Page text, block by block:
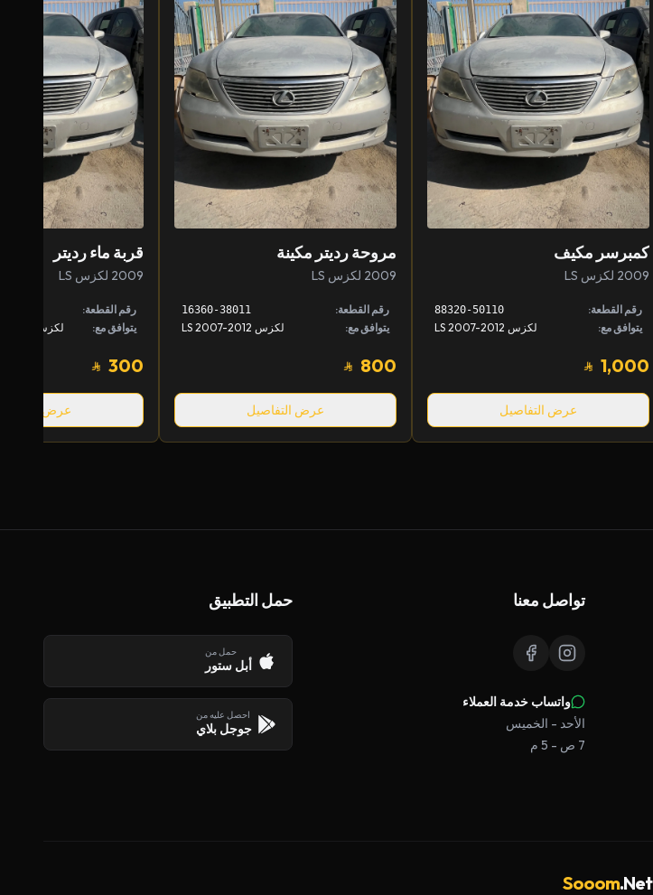
كمبرسر مكيف
2009 لكزس LS
رقم القطعة: 88320-50110
يتوافق مع: لكزس LS 2007-2012
1,000
عرض التفاصيل
مروحة رديتر مكينة
2009 لكزس LS
رقم القطعة: 16360-38011
يتوافق مع: لكزس LS 2007-2012
800
عرض التفاصيل
قربة ماء رديتر
2009 لكزس LS
رقم القطعة:
يتوافق مع:
300
عرض
تواصل معنا
واتساب خدمة العملاء
الأحد - الخميس
7 ص - 5 م
حمل التطبيق
حمل من
أبل ستور
احصل عليه من
جوجل بلاي
Sooom.Net